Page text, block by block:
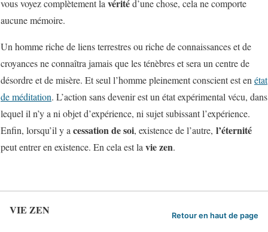
vous voyez complètement la véritéd’une chose, cela ne comporte
aucune mémoire.
Un homme riche de liens terrestres ou riche de connaissances et de
croyances ne connaîtra jamais que les ténèbres et sera un centre de
désordre et de misère. Et seul l’homme pleinement conscient est en état
de méditation. L’action sans devenir est un état expérimental vécu, dans
lequel il n’y a ni objet d’expérience, ni sujet subissant l’expérience.
Enfin, lorsqu’il y a cessation de soi, existence de l’autre, l’éternité
peut entrer en existence. En cela est la vie zen.
VIE ZEN Retour en haut de page